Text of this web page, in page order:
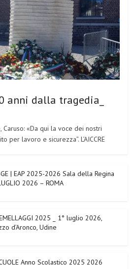
anni dalla tragedia_
Caruso: «Da qui la voce dei nostri
per lavoro e sicurezza”. L’AICCRE
| EAP 2025-2026 Sala della Regina
2026 – ROMA
2025 _ 1° luglio 2026,
d’Aronco, Udine
Anno Scolastico 2025 2026